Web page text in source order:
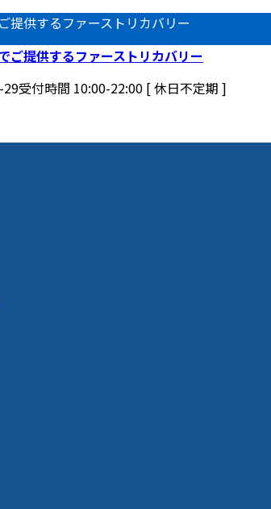
提供するファーストリカバリー
29受付時間 10:00-22:00 [ 休日不定期 ]